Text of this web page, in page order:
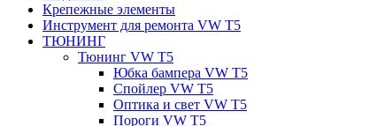
Крепежные элементы
Инструмент для ремонта VW T5
ТЮНИНГ
Тюнинг VW T5
Юбка бампера VW T5
Спойлер VW T5
Оптика и свет VW T5
Пороги VW T5